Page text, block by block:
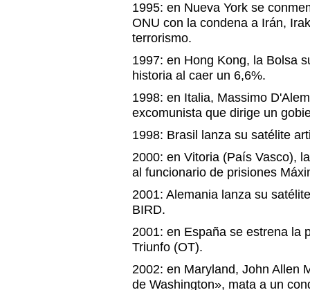
1995: en Nueva York se
ONU con la condena a Irán,
terrorismo.
1997: en Hong Kong, la Bolsa
historia al caer un 6,6%.
1998: en Italia, Massimo
excomunista que dirige un
1998: Brasil lanza su satélite
2000: en Vitoria (País Vasco),
al funcionario de prisiones
2001: Alemania lanza su
BIRD.
2001: en España se estrena la
Triunfo (OT).
2002: en Maryland, John Allen
de Washington», mata a un